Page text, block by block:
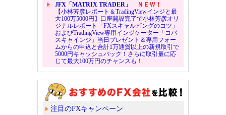
JFX「MATRIX TRADER」
ＮＥＷ！
【小林芳彦レポート＆TradingViewインジと最
大100万5000円】口座開設完了で小林芳彦オリ
ジナルレポート「FXスキャルピングのコツ」
およびTradingView専用インジケーター「コバ
スキャインジ」当日プレゼント＆専用フォー
ムからの申込と合計1万通貨以上の新規取引で
5000円キャッシュバック！さらに取引量に応
じて最大100万円のチャンスも！
注目のFXキャンペーン